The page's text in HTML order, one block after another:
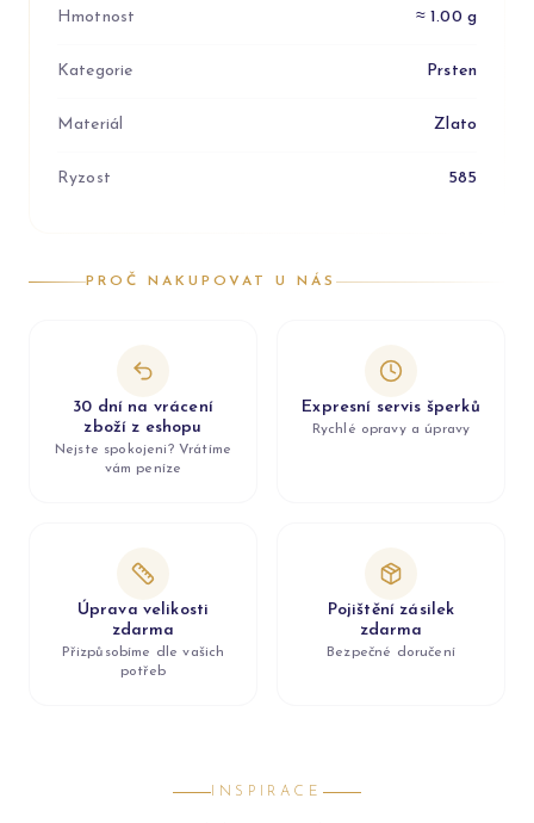
Hmotnost ≈ 1.00 g
Kategorie Prsten
Materiál Zlato
Ryzost 585
PROČ NAKUPOVAT U NÁS
30 dní na vrácení
zboží z eshopu
Nejste spokojeni? Vrátíme
vám peníze
Expresní servis šperků
Rychlé opravy a úpravy
Úprava velikosti
zdarma
Přizpůsobíme dle vašich
potřeb
Pojištění zásilek
zdarma
Bezpečné doručení
INSPIRACE